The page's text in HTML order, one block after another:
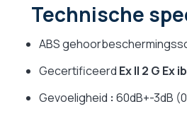
Technische
ABS
Gecertificeerd Ex II 2 G Ex
Gevoeligheid : 60dB+-3dB